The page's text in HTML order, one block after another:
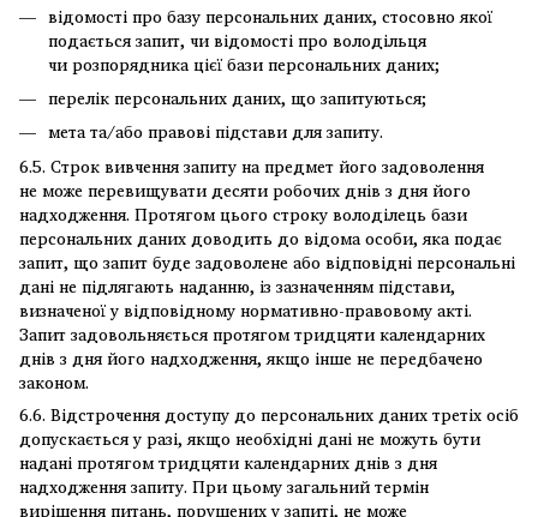
відомості про базу персональних даних, стосовно якої
подається запит, чи відомості про володільця
чи розпорядника цієї бази персональних даних;
перелік персональних даних, що запитуються;
мета та/або правові підстави для запиту.
6.5. Строк вивчення запиту на предмет його задоволення
не може перевищувати десяти робочих днів з дня його
надходження. Протягом цього строку володілець бази
персональних даних доводить до відома особи, яка подає
запит, що запит буде задоволене або відповідні персональні
дані не підлягають наданню, із зазначенням підстави,
визначеної у відповідному нормативно-правовому акті.
Запит задовольняється протягом тридцяти календарних
днів з дня його надходження, якщо інше не передбачено
законом.
6.6. Відстрочення доступу до персональних даних третіх осіб
допускається у разі, якщо необхідні дані не можуть бути
надані протягом тридцяти календарних днів з дня
надходження запиту. При цьому загальний термін
вирішення питань, порушених у запиті, не може